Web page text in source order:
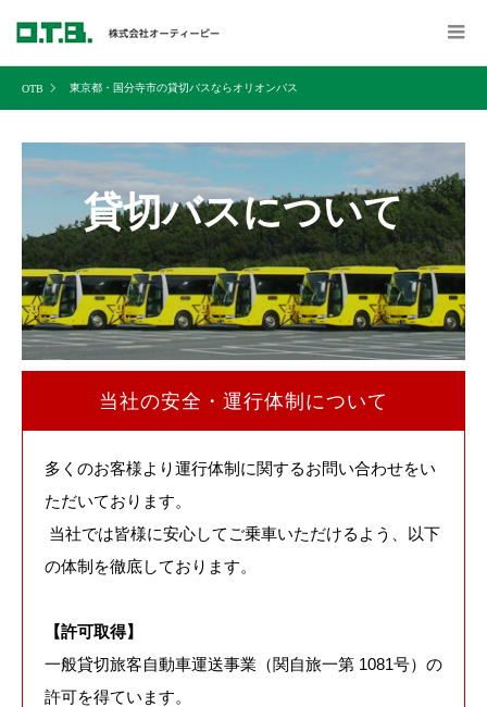
東京都・国分寺市の貸切バスならオリオンバス
貸切バスについて
当社の安全・運行体制について
多くのお客様より運行体制に関するお問い合わせをい
ただいております。
当社では皆様に安心してご乗車いただけるよう、以下
の体制を徹底しております。
【許可取得】
一般貸切旅客自動車運送事業（関自旅一第 1081号）の
許可を得ています。